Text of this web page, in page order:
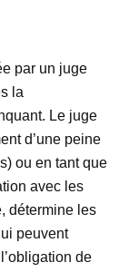
par un juge
la
Le juge
d’une peine
ou en tant que
avec les
détermine les
peuvent
de